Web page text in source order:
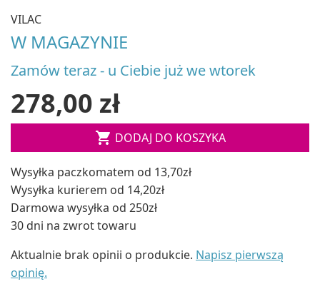
VILAC
W MAGAZYNIE
Zamów teraz - u Ciebie już we wtorek
278,00 zł
 DODAJ DO KOSZYKA
Wysyłka paczkomatem od 13,70zł
Wysyłka kurierem od 14,20zł
Darmowa wysyłka od 250zł
30 dni na zwrot towaru
Aktualnie brak opinii o produkcie. Napisz pierwszą
opinię.